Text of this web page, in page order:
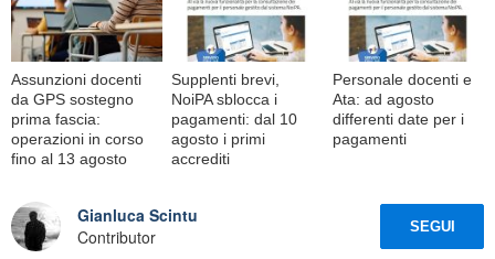
Assunzioni docenti
da GPS sostegno
prima fascia:
operazioni in corso
fino al 13 agosto
Supplenti brevi,
NoiPA sblocca i
pagamenti: dal 10
agosto i primi
accrediti
Personale docenti e
Ata: ad agosto
differenti date per i
pagamenti
Gianluca Scintu
Contributor
SEGUI